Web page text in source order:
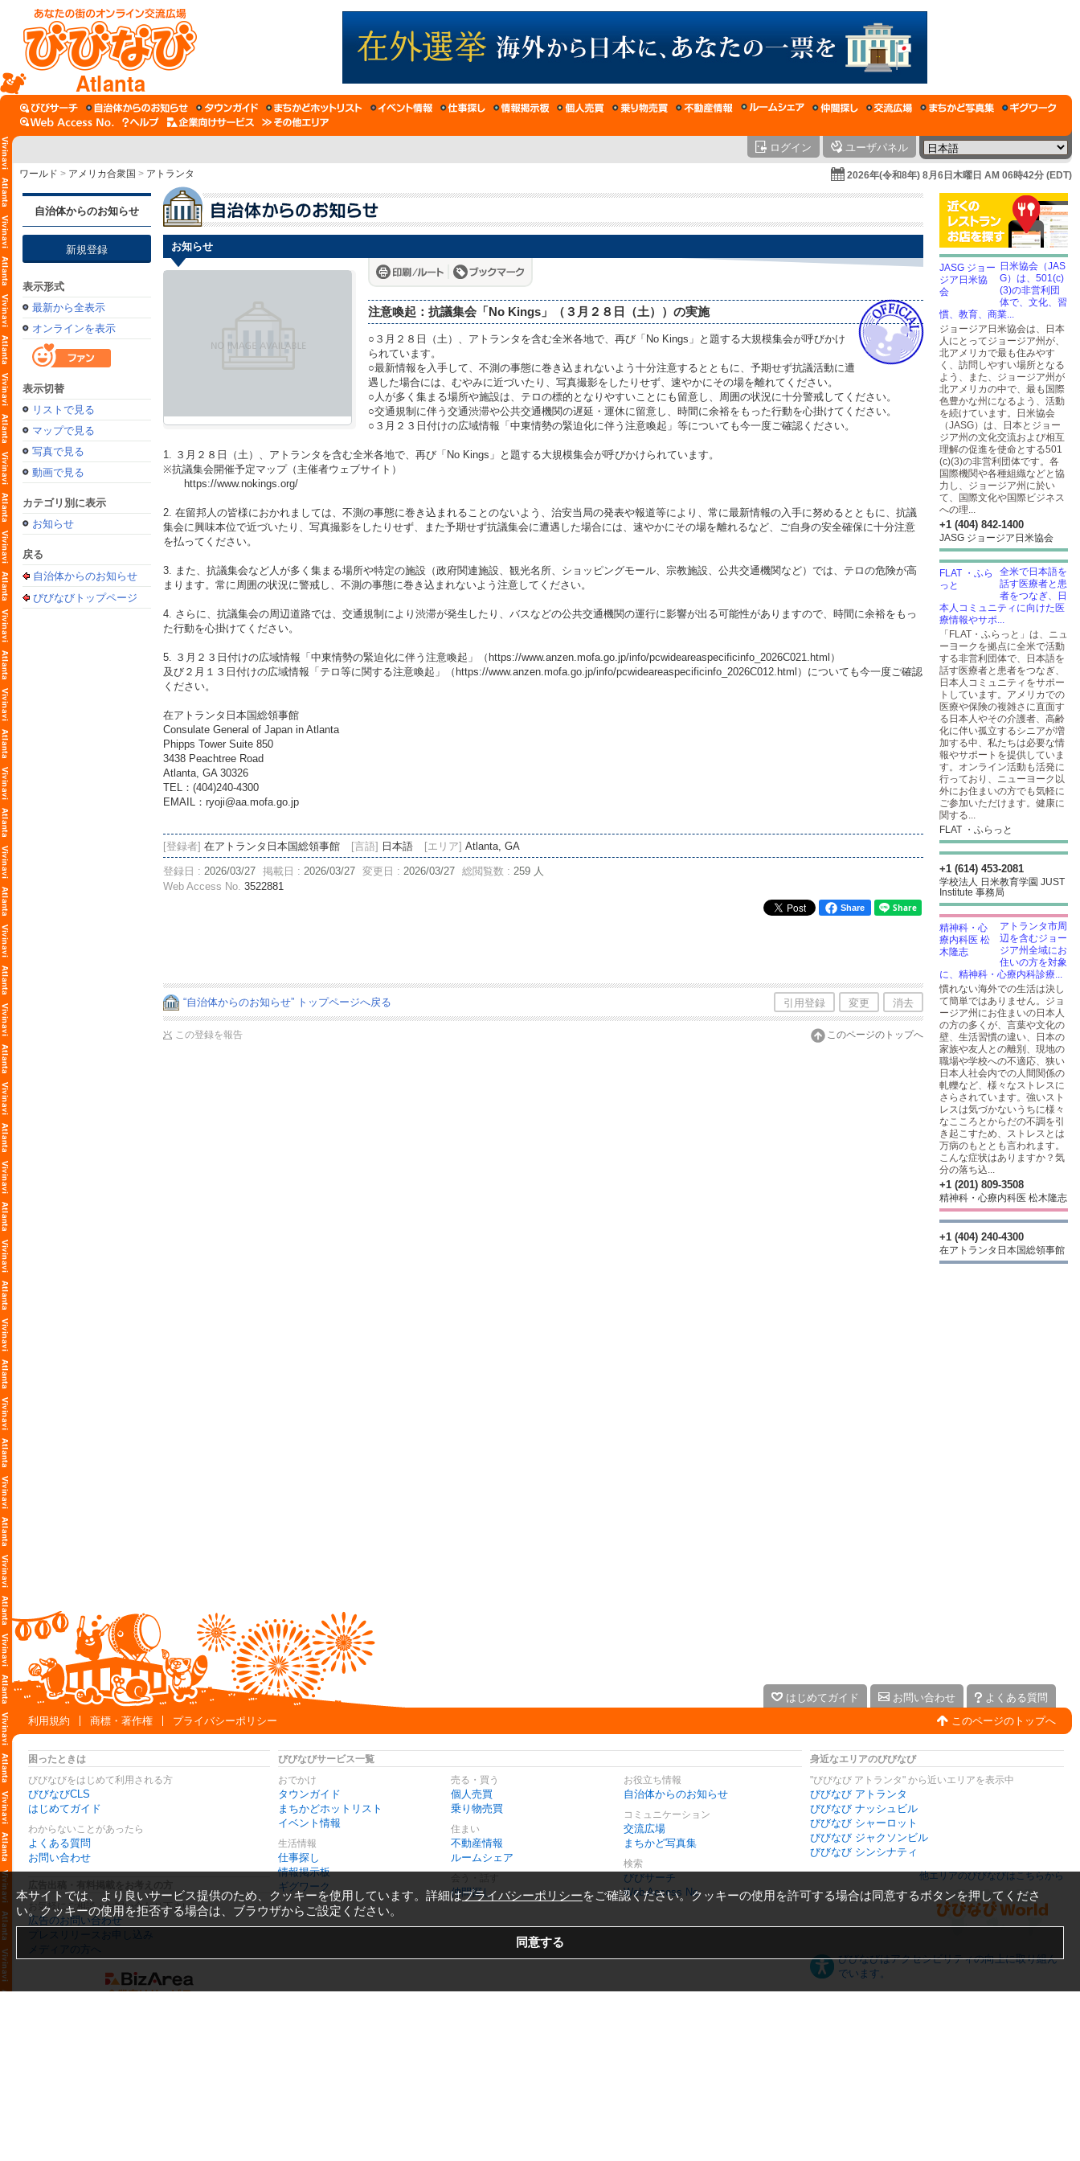
Atlanta
ログイン ユーザパネル
ワールド > アメリカ合衆国 > アトランタ 2026年(令和8年) 8月6日木曜日 AM 06時42分 (EDT)
自治体からのお知らせ
新規登録
表示形式
最新から全表示
オンラインを表示
表示切替
リストで見る
マップで見る
写真で見る
動画で見る
カテゴリ別に表示
お知らせ
戻る
自治体からのお知らせ
びびなびトップページ
お知らせ
注意喚起：抗議集会「No Kings」（３月２８日（土））の実施
○３月２８日（土）、アトランタを含む全米各地で、再び「No Kings」と題する大規模集会が呼びかけ
られています。
○最新情報を入手して、不測の事態に巻き込まれないよう十分注意するとともに、予期せず抗議活動に遭
遇した場合には、むやみに近づいたり、写真撮影をしたりせず、速やかにその場を離れてください。
○人が多く集まる場所や施設は、テロの標的となりやすいことにも留意し、周囲の状況に十分警戒してください。
○交通規制に伴う交通渋滞や公共交通機関の遅延・運休に留意し、時間に余裕をもった行動を心掛けてください。
○３月２３日付けの広域情報「中東情勢の緊迫化に伴う注意喚起」等についても今一度ご確認ください。
1. ３月２８日（土）、アトランタを含む全米各地で、再び「No Kings」と題する大規模集会が呼びかけられています。
※抗議集会開催予定マップ（主催者ウェブサイト）
https://www.nokings.org/
2. 在留邦人の皆様におかれましては、不測の事態に巻き込まれることのないよう、治安当局の発表や報道等により、常に最新情報の入手に努めるとともに、抗議
集会に興味本位で近づいたり、写真撮影をしたりせず、また予期せず抗議集会に遭遇した場合には、速やかにその場を離れるなど、ご自身の安全確保に十分注意
を払ってください。
3. また、抗議集会など人が多く集まる場所や特定の施設（政府関連施設、観光名所、ショッピングモール、宗教施設、公共交通機関など）では、テロの危険が高
まります。常に周囲の状況に警戒し、不測の事態に巻き込まれないよう注意してください。
4. さらに、抗議集会の周辺道路では、交通規制により渋滞が発生したり、バスなどの公共交通機関の運行に影響が出る可能性がありますので、時間に余裕をもっ
た行動を心掛けてください。
5. ３月２３日付けの広域情報「中東情勢の緊迫化に伴う注意喚起」（ https://www.anzen.mofa.go.jp/info/pcwideareaspecificinfo_2026C021.html ）
及び２月１３日付けの広域情報「テロ等に関する注意喚起」（ https://www.anzen.mofa.go.jp/info/pcwideareaspecificinfo_2026C012.html ）についても今一度ご確認
ください。
在アトランタ日本国総領事館
Consulate General of Japan in Atlanta
Phipps Tower Suite 850
3438 Peachtree Road
Atlanta, GA 30326
TEL：(404)240‐4300
EMAIL：ryoji@aa.mofa.go.jp
[登録者] 在アトランタ日本国総領事館 [言語] 日本語 [エリア] Atlanta, GA
登録日 : 2026/03/27 掲載日 : 2026/03/27 変更日 : 2026/03/27 総閲覧数 : 259 人
Web Access No. 3522881
Share
“自治体からのお知らせ” トップページへ戻る 引用登録 変更 消去
この登録を報告 このページのトップへ
日米協会（JAS
G）は、501(c)
(3)の非営利団
体で、文化、習
慣、教育、商業...
ジョージア日米協会は、日本
人にとってジョージア州が、
北アメリカで最も住みやす
く、訪問しやすい場所となる
よう、また、ジョージア州が
北アメリカの中で、最も国際
色豊かな州になるよう、活動
を続けています。日米協会
（JASG）は、日本とジョー
ジア州の文化交流および相互
理解の促進を使命とする501
(c)(3)の非営利団体です。各
国際機関や各種組織などと協
力し、ジョージア州に於い
て、国際文化や国際ビジネス
への理...
+1 (404) 842-1400
JASG ジョージア日米協会
全米で日本語を
話す医療者と患
者をつなぎ、日
本人コミュニティに向けた医
療情報やサポ...
「FLAT・ふらっと」は、ニュ
ーヨークを拠点に全米で活動
する非営利団体で、日本語を
話す医療者と患者をつなぎ、
日本人コミュニティをサポー
トしています。アメリカでの
医療や保険の複雑さに直面す
る日本人やその介護者、高齢
化に伴い孤立するシニアが増
加する中、私たちは必要な情
報やサポートを提供していま
す。オンライン活動も活発に
行っており、ニューヨーク以
外にお住まいの方でも気軽に
ご参加いただけます。健康に
関する...
FLAT ・ふらっと
+1 (614) 453-2081
学校法人 日米教育学園 JUST
Institute 事務局
アトランタ市周
辺を含むジョー
ジア州全域にお
住いの方を対象
に、精神科・心療内科診療...
慣れない海外での生活は決し
て簡単ではありません。ジョ
ージア州にお住まいの日本人
の方の多くが、言葉や文化の
壁、生活習慣の違い、日本の
家族や友人との離別、現地の
職場や学校への不適応、狭い
日本人社会内での人間関係の
軋轢など、様々なストレスに
さらされています。強いスト
レスは気づかないうちに様々
なこころとからだの不調を引
き起こすため、ストレスとは
万病のもととも言われます。
こんな症状はありますか？気
分の落ち込...
+1 (201) 809-3508
精神科・心療内科医 松木隆志
+1 (404) 240-4300
在アトランタ日本国総領事館
はじめてガイド お問い合わせ
よくある質問
利用規約
商標・著作権 プライバシーポリシー このページのトップへ
困ったときは
びびなびをはじめて利用される方
びびなびCLS
はじめてガイド
わからないことがあったら
よくある質問
お問い合わせ
お気軽にご相談・お問い合わせ下さい
広告のお問い合わせ
プレスリリースお申し込み
メディアの方へ
びびなびサービス一覧
おでかけ
タウンガイド
まちかどホットリスト
イベント情報
生活情報
仕事探し
情報掲示板
ギグワーク
売る・買う
個人売買
乗り物売買
住まい
不動産情報
ルームシェア
仲間探し
お役立ち情報
自治体からのお知らせ
コミュニケーション
交流広場
まちかど写真集
検索
びびサーチ
Web Access No.
身近なエリアのびびなび
"びびなび アトランタ" から近いエリアを表示中
びびなび アトランタ
びびなび ナッシュビル
びびなび シャーロット
びびなび ジャクソンビル
びびなび シンシナティ
他エリアのびびなびはこちらから
びびなびはアクセシビリティの向上に取り組ん
でいます。
本サイトでは、より良いサービス提供のため、クッキーを使用しています。詳細はプライバシーポリシーをご確認ください。クッキーの使用を許可する場合は同意するボタンを押してくださ
い。クッキーの使用を拒否する場合は、ブラウザからご設定ください。